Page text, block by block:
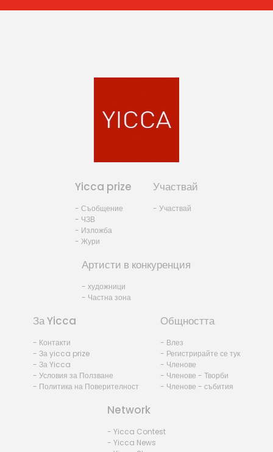
Yicca prize
- Съобщение
- ЧЗВ
- Изложба
- Жури
Участвай
- Участвай
Артисти в конкуренция
- художници
- Частна зона
За Yicca
- Контакти
- За yicca prize
- За Yicca
- Условия за Ползване
- Политика на Поверителност
Общността
- Влез
- Регистрирайте се тук
- Членове
- Членове - Творби
- Членове - събития
Network
- Yicca Contest
- Yicca News